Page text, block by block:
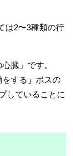
は2〜3種類の行
臓」です。
する」ボスの
していることに